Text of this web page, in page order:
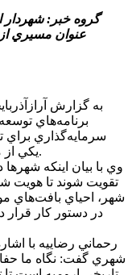
گروه خبر: شهردار
عنوان مسيري از
به گزارش
سرمايه‌گذاري براي
يکي از محورهاي جذب گردشگر در شهر تبديل شود.
وي با بيان اينکه
تقويت شوند تا هويت
شهر، احياي بافت‌هاي
در دستور کار قرار
رحماني رضاييه با
شهري گفت: نگاه ما